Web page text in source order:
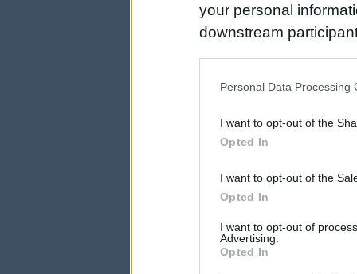
your personal
downstream
us to third parties on
Personal Data Processing
I want to opt-out of the
Opted In
I want to opt-out of the
Opted In
I want to opt-out of
Advertising.
Opted In